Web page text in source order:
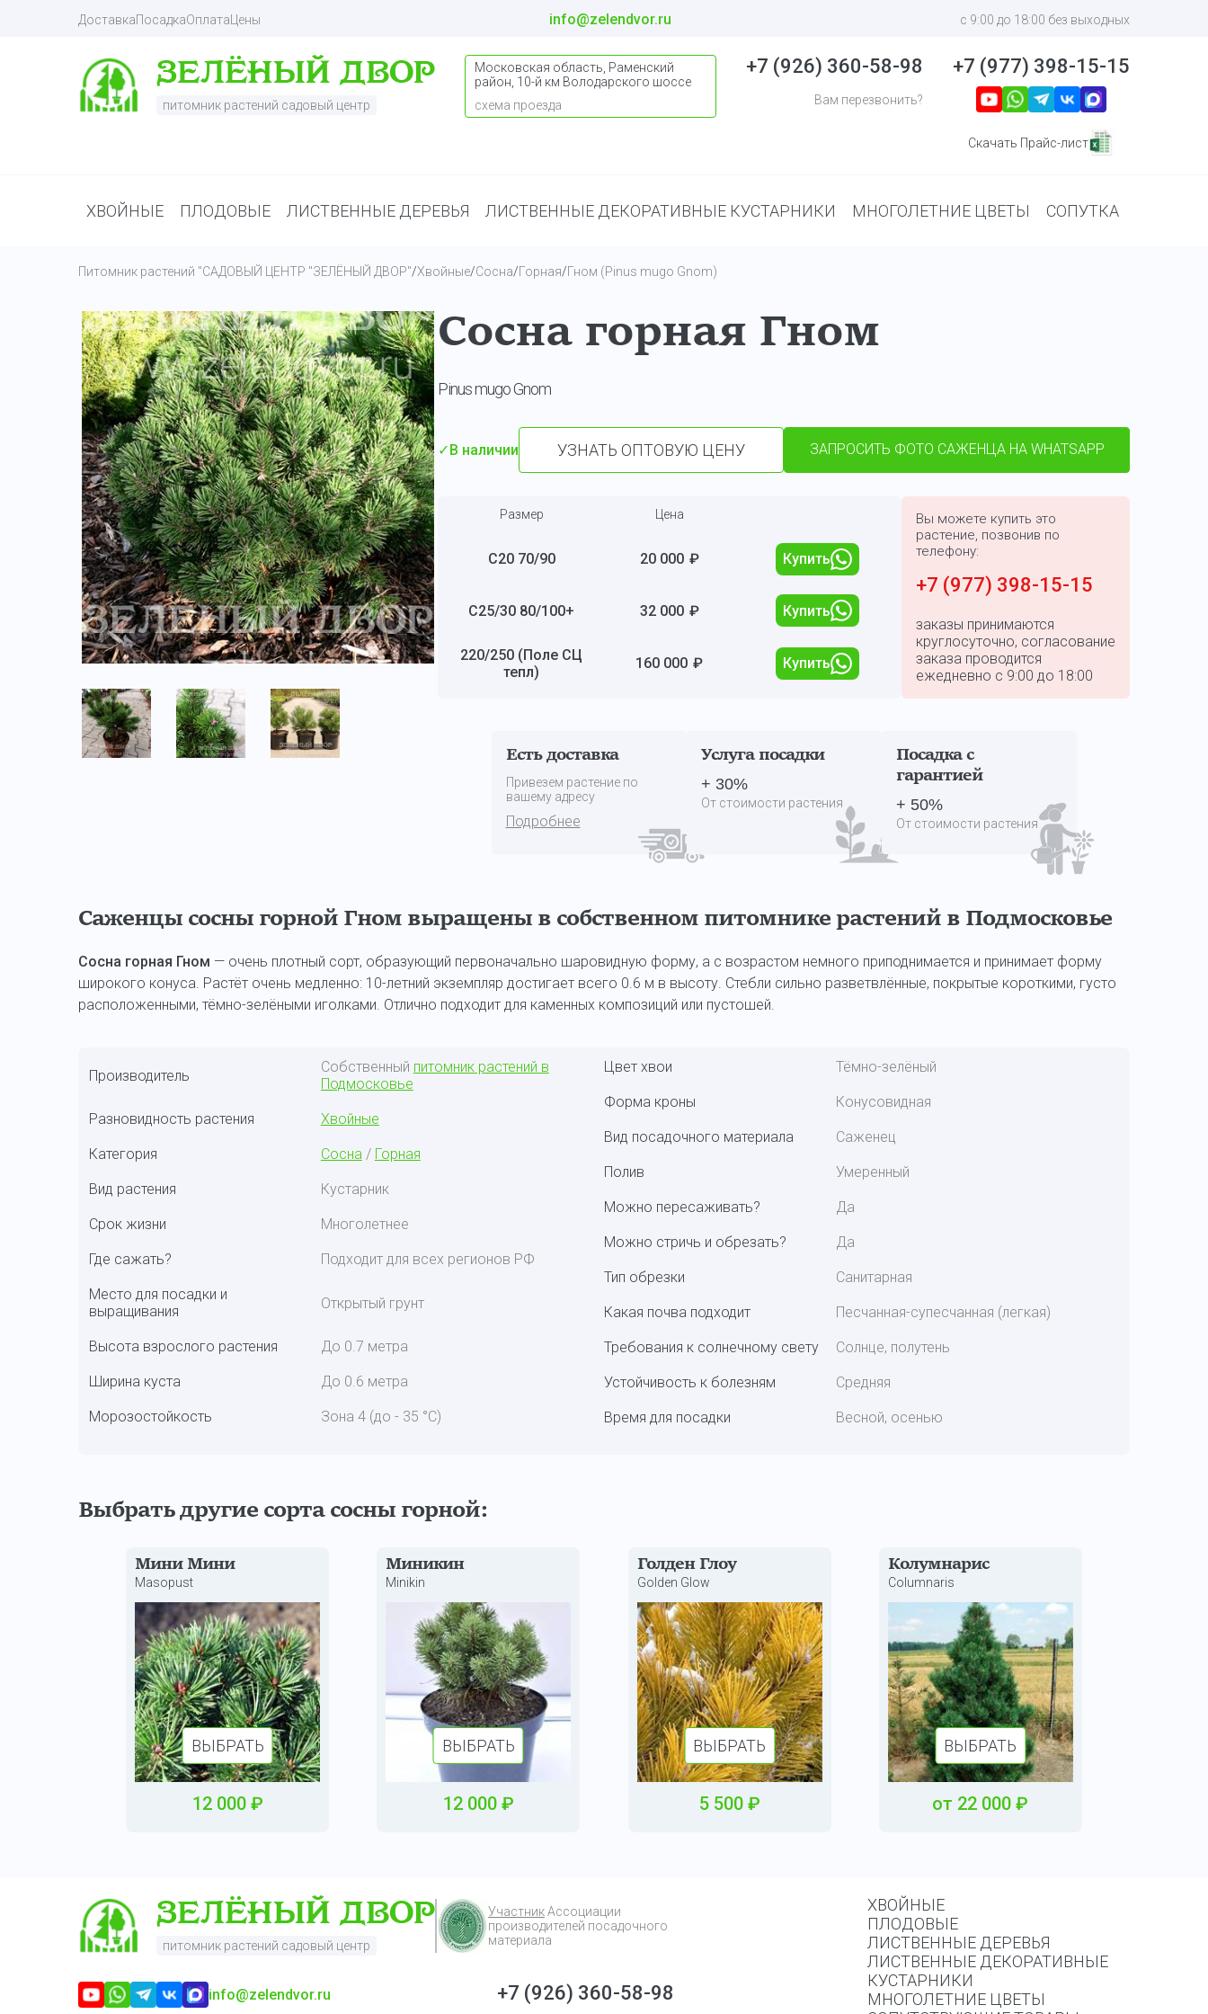
ДоставкаПосадкаОплатаЦены info@zelendvor.ru с 9:00 до 18:00 без выходных
питомник растений садовый центр
Московская область, Раменский
район, 10-й км Володарского шоссе
схема проезда
+7 (926) 360-58-98
Вам перезвонить?
+7 (977) 398-15-15
Скачать Прайс-лист
ХВОЙНЫЕ ПЛОДОВЫЕ ЛИСТВЕННЫЕ ДЕРЕВЬЯ ЛИСТВЕННЫЕ ДЕКОРАТИВНЫЕ КУСТАРНИКИ МНОГОЛЕТНИЕ ЦВЕТЫ СОПУТКА
Питомник растений "САДОВЫЙ ЦЕНТР "ЗЕЛЁНЫЙ ДВОР"/Хвойные/Сосна/Горная/Гном (Pinus mugo Gnom)
Сосна горная Гном
Pinus mugo Gnom
✓В наличии УЗНАТЬ ОПТОВУЮ ЦЕНУ ЗАПРОСИТЬ ФОТО САЖЕНЦА НА WHATSAPP
Размер Цена
С20 70/90 20 000 ₽ Купить
С25/30 80/100+ 32 000 ₽ Купить
220/250 (Поле СЦ
тепл)
160 000 ₽ Купить
Вы можете купить это
растение, позвонив по
телефону:
+7 (977) 398-15-15
заказы принимаются
круглосуточно, согласование
заказа проводится
ежедневно с 9:00 до 18:00
Есть доставка
Привезем растение по
вашему адресу
Подробнее
Услуга посадки
+ 30%
От стоимости растения
Посадка с
гарантией
+ 50%
От стоимости растения
Саженцы сосны горной Гном выращены в собственном питомнике растений в Подмосковье
Сосна горная Гном — очень плотный сорт, образующий первоначально шаровидную форму, а с возрастом немного приподнимается и принимает форму
широкого конуса. Растёт очень медленно: 10-летний экземпляр достигает всего 0.6 м в высоту. Стебли сильно разветвлённые, покрытые короткими, густо
расположенными, тёмно-зелёными иголками. Отлично подходит для каменных композиций или пустошей.
Производитель Собственный питомник растений в
Подмосковье
Разновидность растения Хвойные
Категория Сосна/ Горная
Вид растения Кустарник
Срок жизни Многолетнее
Где сажать? Подходит для всех регионов РФ
Место для посадки и
выращивания
Открытый грунт
Высота взрослого растения До 0.7 метра
Ширина куста До 0.6 метра
Морозостойкость Зона 4 (до - 35 °С)
Цвет хвои Тёмно-зелёный
Форма кроны Конусовидная
Вид посадочного материала Саженец
Полив Умеренный
Можно пересаживать? Да
Можно стричь и обрезать? Да
Тип обрезки Санитарная
Какая почва подходит Песчанная-супесчанная (легкая)
Требования к солнечному свету Солнце, полутень
Устойчивость к болезням Средняя
Время для посадки Весной, осенью
Выбрать другие сорта сосны горной:
Мини Мини
Masopust
ВЫБРАТЬ
12 000 ₽
Миникин
Minikin
ВЫБРАТЬ
12 000 ₽
Голден Глоу
Golden Glow
ВЫБРАТЬ
5 500 ₽
Колумнарис
Columnaris
ВЫБРАТЬ
от 22 000 ₽
питомник растений садовый центр
УчастникАссоциации
производителей посадочного
материала
info@zelendvor.ru +7 (926) 360-58-98
ХВОЙНЫЕ
ПЛОДОВЫЕ
ЛИСТВЕННЫЕ ДЕРЕВЬЯ
ЛИСТВЕННЫЕ ДЕКОРАТИВНЫЕ
КУСТАРНИКИ
МНОГОЛЕТНИЕ ЦВЕТЫ